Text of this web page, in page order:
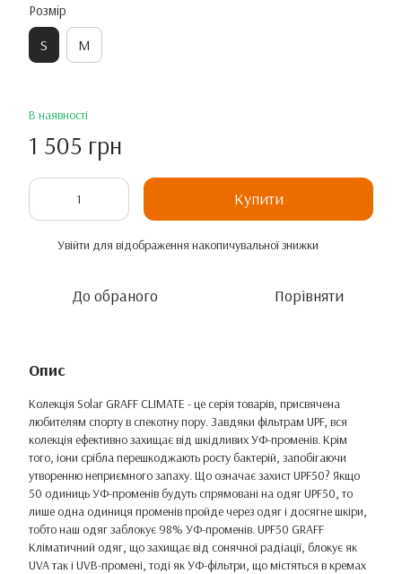
Розмір
S M
В наявності
1 505 грн
Купити
Увійти для відображення накопичувальної знижки
До обраного Порівняти
Опис
Колекція Solar GRAFF CLIMATE - це серія товарів, присвячена
любителям спорту в спекотну пору. Завдяки фільтрам UPF, вся
колекція ефективно захищає від шкідливих УФ-променів. Крім
того, іони срібла перешкоджають росту бактерій, запобігаючи
утворенню неприємного запаху. Що означає захист UPF50? Якщо
50 одиниць УФ-променів будуть спрямовані на одяг UPF50, то
лише одна одиниця променів пройде через одяг і досягне шкіри,
тобто наш одяг заблокує 98% УФ-променів. UPF50 GRAFF
Кліматичний одяг, що захищає від сонячної радіації, блокує як
UVA так і UVB-промені, тоді як УФ-фільтри, що містяться в кремах